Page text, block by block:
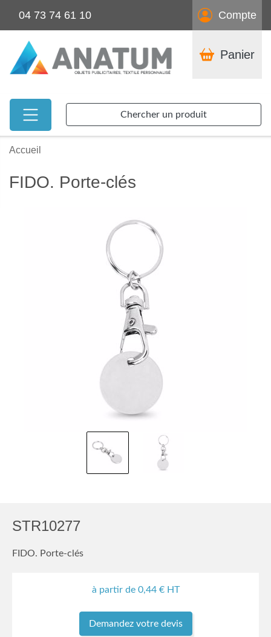
04 73 74 61 10 Compte
Panier
Chercher un produit
Accueil
FIDO. Porte-clés
STR10277
FIDO. Porte-clés
à partir de 0,44€ HT
Demandez votre devis